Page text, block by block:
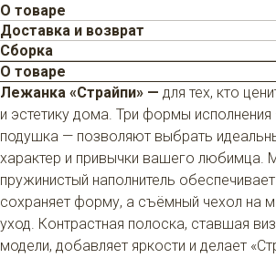
О товаре
Доставка и возврат
Сборка
О товаре
Лежанка «Страйпи» — для тех, кто
и эстетику дома. Три формы
подушка — позволяют выбрать
характер и привычки вашего любимца.
пружинистый наполнитель
сохраняет форму, а съёмный чехол на
уход. Контрастная полоска, ставшая
модели, добавляет яркости и делает